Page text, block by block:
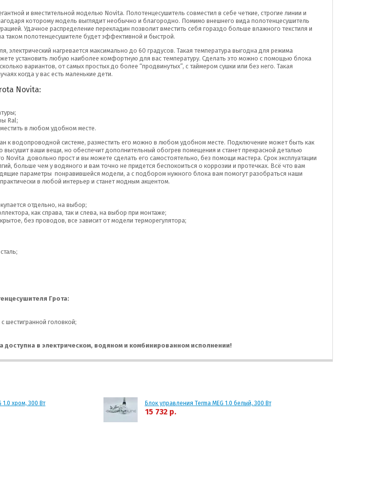
и вместительной моделью Novita. Полотенцесушитель совместил в себе четкие, строгие линии и
которому модель выглядит необычно и благородно. Помимо внешнего вида полотенцесушитель
Удачное распределение перекладин позволит вместить себя гораздо больше влажного текстиля и
таком полотенцесушителе будет эффективной и быстрой.
электрический нагревается максимально до 60 градусов. Такая температура выгодна для режима
установить любую наиболее комфортную для вас температуру. Сделать это можно с помощью блока
вариантов, от самых простых до более “продвинутых”, с таймером сушки или без него. Такая
когда у вас есть маленькие дети.
Novita:
Ral;
в любом удобном месте.
к водопроводной системе, разместить его можно в любом удобном месте. Подключение может быть как
высушит ваши вещи, но обеспечит дополнительный обогрев помещения и станет прекрасной деталью
Novita довольно прост и вы можете сделать его самостоятельно, без помощи мастера. Срок эксплуатации
больше чем у водяного и вам точно не придется беспокоиться о коррозии и протечках. Всё что вам
параметры понравившейся модели, а с подбором нужного блока вам помогут разобраться наши
в любой интерьер и станет модным акцентом.
отдельно, на выбор;
как справа, так и слева, на выбор при монтаже;
без проводов, все зависит от модели терморегулятора;
Грота:
шестигранной головкой;
доступна в электрическом, водяном и комбинированном исполнении!
1.0 хром, 300 Вт Блок управления Terma MEG 1.0 белый, 300 Вт
15 732 р.